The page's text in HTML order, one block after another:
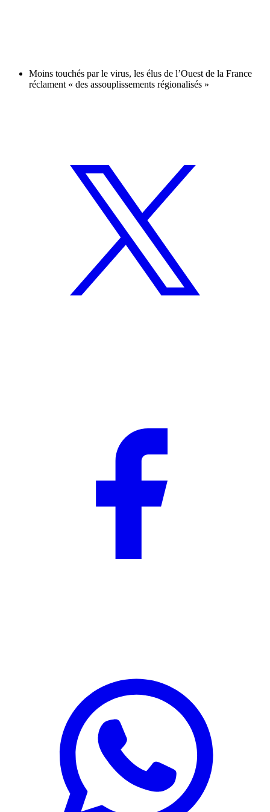
Moins touchés par le virus, les élus de l’Ouest de la France
réclament « des assouplissements régionalisés »